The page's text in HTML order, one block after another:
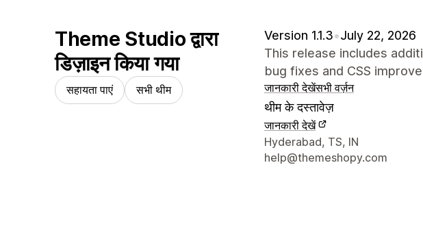
Theme Studio द्वारा
डिज़ाइन किया गया
सहायता पाएं सभी थीम
Version 1.1.3•July 22, 2026
This release includes
bug fixes and CSS
जानकारी देखेंसभी वर्ज़न
थीम के दस्तावेज़
जानकारी देखें
डिज़ाइनर के संपर्क की जानकारी
Hyderabad, TS, IN
help@themeshopy.com